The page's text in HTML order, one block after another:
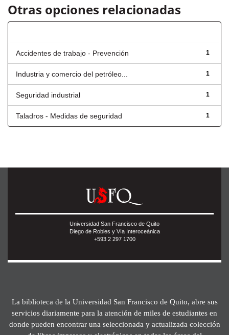
Otras opciones relacionadas
1
Accidentes de trabajo - Prevención
1
Industria y comercio del petróleo...
1
Seguridad industrial
1
Taladros - Medidas de seguridad
Universidad San Francisco de Quito
Diego de Robles y Vía Interoceánica
+593 2 297 1700
La biblioteca de la Universidad San Francisco de Quito, abre sus
servicios diariamente para la atención de miles de estudiantes en
donde pueden encontrar una seleccionada y actualizada colección